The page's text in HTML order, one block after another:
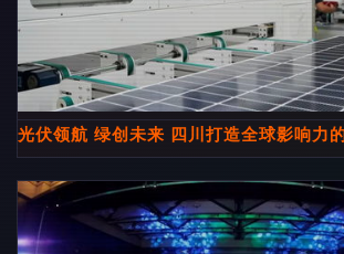
光伏领航 绿创未来 四川打造全球影响力